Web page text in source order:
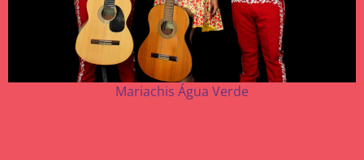
Mariachis Água Verde